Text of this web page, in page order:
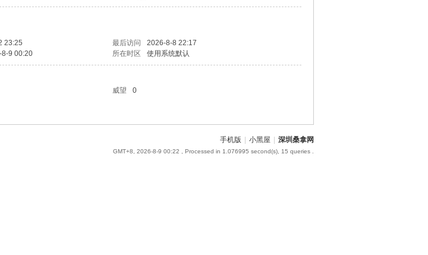
23:25 最后访问
2026-8-8 22:17
8-9 00:20 所在时区 使用系统默认
威望
0
手机版 小黑屋 深圳桑拿网
GMT+8, 2026-8-9 00:22 , Processed in 1.076995 second(s), 15 queries .